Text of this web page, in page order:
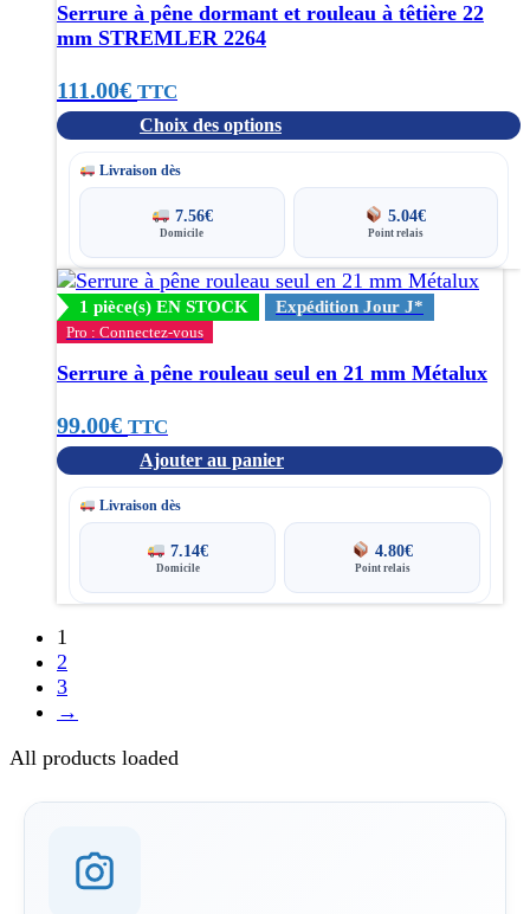
Serrure à pêne dormant et rouleau à têtière 22
mm STREMLER 2264
111.00€ TTC
Choix des options
la
page
produit
Livraison dès
7.56€
Domicile
5.04€
Point relais
1 pièce(s) EN STOCK Expédition Jour J*
Pro : Connectez-vous
Serrure à pêne rouleau seul en 21 mm Métalux
99.00€ TTC
Ajouter au panier
Livraison dès
7.14€
Domicile
4.80€
Point relais
1
2
3
→
All products loaded